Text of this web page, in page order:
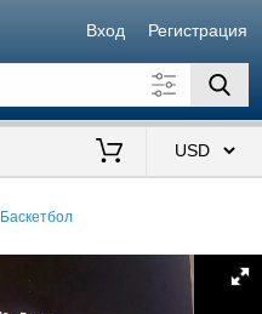
Вход Регистрация
Баскетбол